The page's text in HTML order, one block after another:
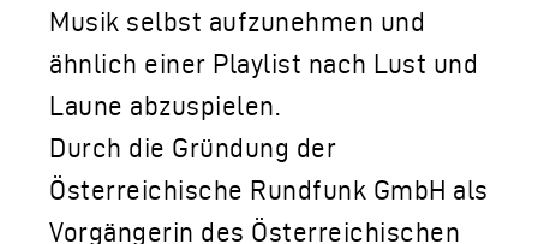
Musik selbst aufzunehmen und
ähnlich einer Playlist nach Lust und
Laune abzuspielen.
Durch die Gründung der
Österreichische Rundfunk GmbH als
Vorgängerin des Österreichischen